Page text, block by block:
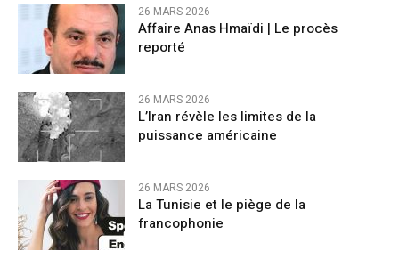
26 MARS 2026
Affaire Anas Hmaïdi | Le procès
reporté
26 MARS 2026
L’Iran révèle les limites de la
puissance américaine
26 MARS 2026
La Tunisie et le piège de la
francophonie